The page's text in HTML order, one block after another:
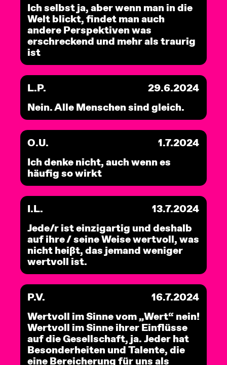
Ich selbst ja, aber wenn man in die
Welt blickt, findet man auch
andere Perspektiven was
erschreckend und mehr als traurig
ist
L.P.
29.6.2024
Nein. Alle Menschen sind gleich.
O.U.
1.7.2024
Ich denke nicht, auch wenn es
häufig so wirkt
I.L.
13.7.2024
Jede/r ist einzigartig und deshalb
auf ihre / seine Weise wertvoll, was
nicht heißt, das jemand weniger
wertvoll ist.
P.V.
16.7.2024
Wertvoll im Sinne vom „Wert“ nein!
Wertvoll im Sinne ihrer Einflüsse
auf die Gesellschaft, ja. Jeder hat
Besonderheiten und Talente, die
eine Bereicherung für uns als